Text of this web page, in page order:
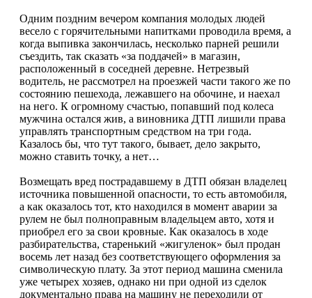
Одним поздним вечером компания молодых людей
весело с горячительными напитками проводила время, а
когда выпивка закончилась, несколько парней решили
съездить, так сказать «за поддачей» в магазин,
расположенный в соседней деревне. Нетрезвый
водитель, не рассмотрел на проезжей части такого же по
состоянию пешехода, лежавшего на обочине, и наехал
на него. К огромному счастью, попавший под колеса
мужчина остался жив, а виновника ДТП лишили права
управлять транспортным средством на три года.
Казалось бы, что тут такого, бывает, дело закрыто,
можно ставить точку, а нет…
Возмещать вред пострадавшему в ДТП обязан владелец
источника повышенной опасности, то есть автомобиля,
а как оказалось тот, кто находился в момент аварии за
рулем не был полноправным владельцем авто, хотя и
приобрел его за свои кровные. Как оказалось в ходе
разбирательства, старенький «жигуленок» был продан
восемь лет назад без соответствующего оформления за
символическую плату. За этот период машина сменила
уже четырех хозяев, однако ни при одной из сделок
документально права на машину не переходили от